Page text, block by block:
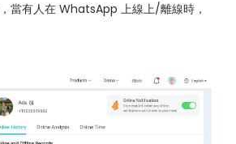
，當有人在 WhatsApp 上線上/離線時，